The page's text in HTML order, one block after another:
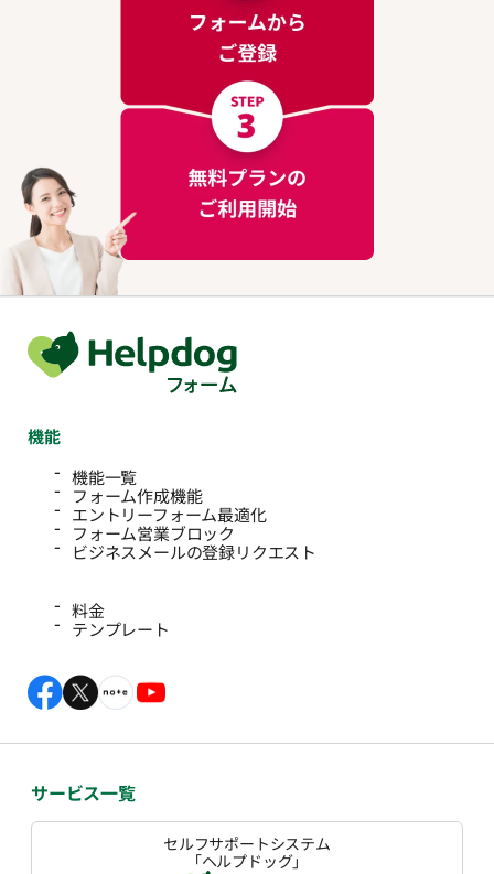
機能
機能一覧
フォーム作成機能
エントリーフォーム最適化
フォーム営業ブロック
ビジネスメールの登録リクエスト
料金
テンプレート
サービス一覧
セルフサポートシステム
「ヘルプドッグ」